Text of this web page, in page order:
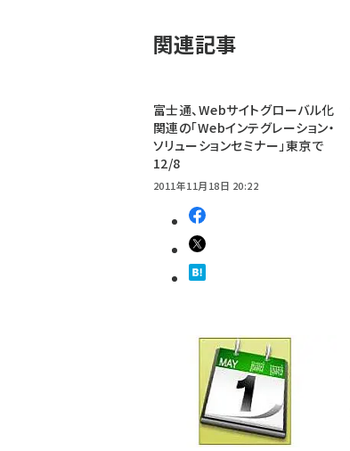
関連記事
富士通、Webサイトグローバル化
関連の「Webインテグレーション・
ソリューションセミナー」東京で
12/8
2011年11月18日 20:22